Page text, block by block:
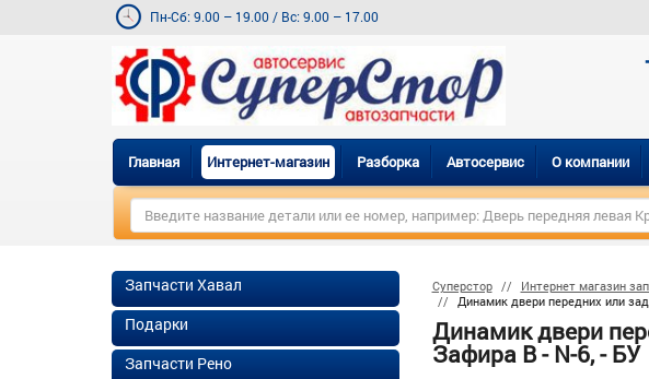
Пн-Сб: 9.00 – 19.00 / Вс: 9.00 – 17.00
Главная Интернет-магазин Разборка Автосервис О компании
Суперстор Интернет магазин
Динамик двери передних или
Динамик двери
Зафира B - N-6, - БУ
Запчасти Хавал
Подарки
Запчасти Рено